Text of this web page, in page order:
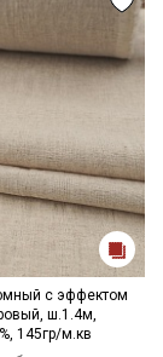
в
для
оттенка.
комплект
перед
с эффектом
ш.1.4м,
145гр/м.кв
узкие